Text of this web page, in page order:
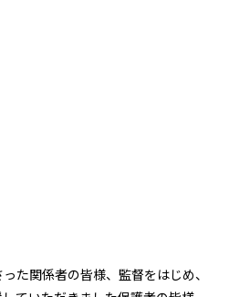
た関係者の皆様、監督をはじめ、